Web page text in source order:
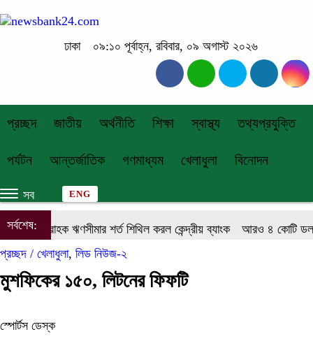
ঢাকা ০৯:১০ পূর্বাহ্ন, রবিবার, ০৯ অগাস্ট ২০২৬
প্রচ্ছদ জাতীয় অর্থনীতি শিক্ষা স্বাস্থ্য তথ্যপ্রযুক্তি
পর্যটন আন্তর্জাতিক গণমাধ্যম খেলাধুলা বিনোদন
সব ENG
সর্বশেষ:
একক গ্রাহক ঋণসীমার শর্ত শিথিল করল কেন্দ্রীয় ব্যাংক
আরও ৪ কোটি ডলার
প্রচ্ছদ / খেলাধুলা, লিড নিউজ-২
মুশফিকের ১৫০, লিটনের ফিফটি
স্পোর্টস ডেস্ক